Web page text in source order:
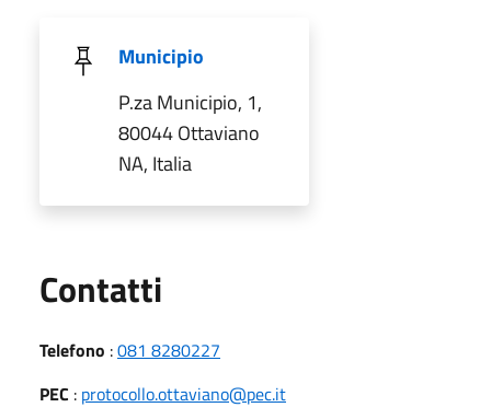
Municipio
P.za Municipio, 1,
80044 Ottaviano
NA, Italia
Contatti
Telefono :081 8280227
PEC : protocollo.ottaviano@pec.it